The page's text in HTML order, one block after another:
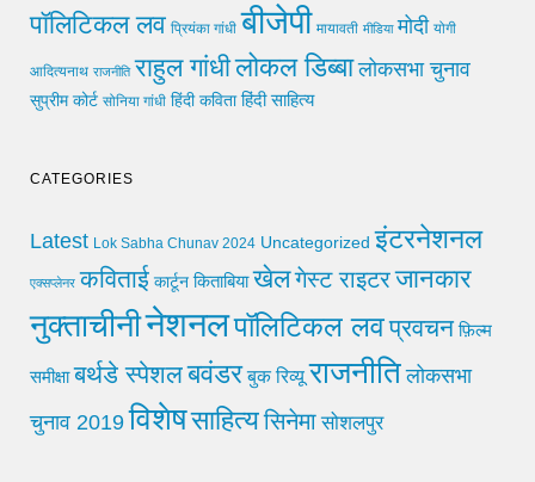
पॉलिटिकल लव प्रियंका गांधी बीजेपी मायावती मीडिया मोदी योगी
आदित्यनाथ राजनीति राहुल गांधीलोकल डिब्बा लोकसभा चुनाव
सुप्रीम कोर्ट सोनिया गांधी हिंदी कविता हिंदी साहित्य
CATEGORIES
Latest Lok Sabha Chunav 2024 Uncategorized इंटरनेशनल
एक्सप्लेनर कविताई कार्टून किताबिया खेलगेस्ट राइटरजानकार
नुक्ताचीनीनेशनलपॉलिटिकल लवप्रवचन फ़िल्म
समीक्षा बर्थडे स्पेशलबवंडर बुक रिव्यू राजनीति लोकसभा
चुनाव 2019 विशेषसाहित्यसिनेमा सोशलपुर